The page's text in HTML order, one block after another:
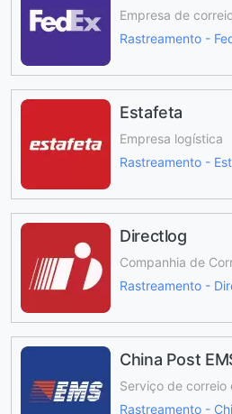
Empresa de
Rastreamento -
Estafeta
Empresa logística
Rastreamento -
Directlog
Companhia de
Rastreamento -
China Post
Serviço de correio
Rastreamento -